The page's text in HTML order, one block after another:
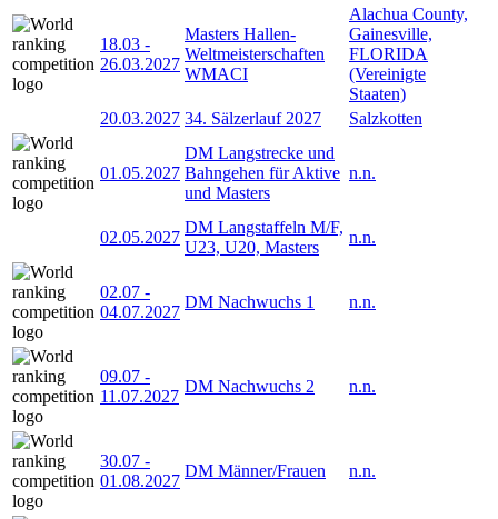
18.03 -
26.03.2027
Masters Hallen-
Weltmeisterschaften
WMACI
Alachua County,
Gainesville,
FLORIDA
(Vereinigte
Staaten)
20.03.2027 34. Sälzerlauf 2027 Salzkotten
01.05.2027
DM Langstrecke und
Bahngehen für Aktive
und Masters
n.n.
02.05.2027
DM Langstaffeln M/F,
U23, U20, Masters
n.n.
02.07 -
04.07.2027
DM Nachwuchs 1 n.n.
09.07 -
11.07.2027
DM Nachwuchs 2 n.n.
30.07 -
01.08.2027
DM Männer/Frauen n.n.